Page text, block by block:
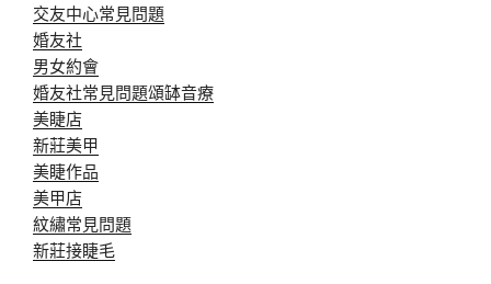
交友中心常見問題
婚友社
男女約會
婚友社常見問題頌缽音療
美睫店
新莊美甲
美睫作品
美甲店
紋繡常見問題
新莊接睫毛